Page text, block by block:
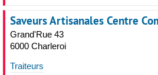
Saveurs Artisanales Centre
Grand'Rue 43
6000 Charleroi
Traiteurs